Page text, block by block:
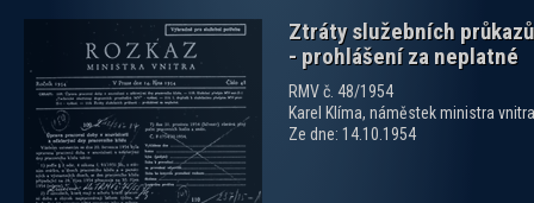
Ztráty služebních průkazů
- prohlášení za neplatné
RMV č. 48/1954
Karel Klíma, náměstek ministra vnitra
Ze dne: 14.10.1954
zobrazit PDF dokument